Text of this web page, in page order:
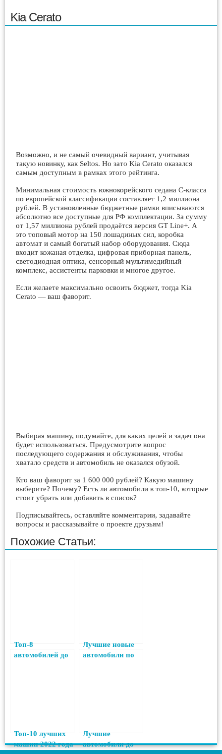
Kia Cerato
Возможно, и не самый очевидный вариант, учитывая
такую новинку, как Seltos. Но зато Kia Cerato оказался
самым доступным в рамках этого рейтинга.
Минимальная стоимость южнокорейского седана C-класса
по европейской классификации составляет 1,2 миллиона
рублей. В установленные бюджетные рамки вписываются
абсолютно все доступные для РФ комплектации. За сумму
от 1,57 миллиона рублей продаётся версия GT Line+. А
это топовый мотор на 150 лошадиных сил, коробка
автомат и самый богатый набор оборудования. Сюда
входит кожаная отделка, цифровая приборная панель,
светодиодная оптика, сенсорный мультимедийный
комплекс, ассистенты парковки и многое другое.
Если желаете максимально освоить бюджет, тогда Kia
Cerato — ваш фаворит.
Выбирая машину, подумайте, для каких целей и задач она
будет использоваться. Предусмотрите вопрос
последующего содержания и обслуживания, чтобы
хватало средств и автомобиль не оказался обузой.
Кто ваш фаворит за 1 600 000 рублей? Какую машину
выберите? Почему? Есть ли автомобили в топ-10, которые
стоит убрать или добавить в список?
Подписывайтесь, оставляйте комментарии, задавайте
вопросы и рассказывайте о проекте друзьям!
Похожие Статьи:
Топ-8
автомобилей до
Лучшие новые
автомобили по
Топ-10 лучших
машин 2022 года
Лучшие
автомобили до